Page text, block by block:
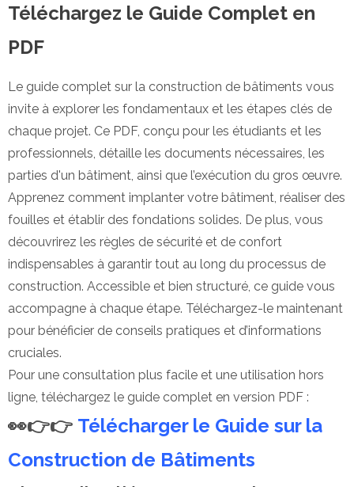
Téléchargez le Guide Complet en
PDF
Le guide complet sur la construction de bâtiments vous
invite à explorer les fondamentaux et les étapes clés de
chaque projet. Ce PDF, conçu pour les étudiants et les
professionnels, détaille les documents nécessaires, les
parties d'un bâtiment, ainsi que l’exécution du gros œuvre.
Apprenez comment implanter votre bâtiment, réaliser des
fouilles et établir des fondations solides. De plus, vous
découvrirez les règles de sécurité et de confort
indispensables à garantir tout au long du processus de
construction. Accessible et bien structuré, ce guide vous
accompagne à chaque étape. Téléchargez-le maintenant
pour bénéficier de conseils pratiques et d’informations
cruciales.
Pour une consultation plus facile et une utilisation hors
ligne, téléchargez le guide complet en version PDF :
👀👉👉 Télécharger le Guide sur la
Construction de Bâtiments